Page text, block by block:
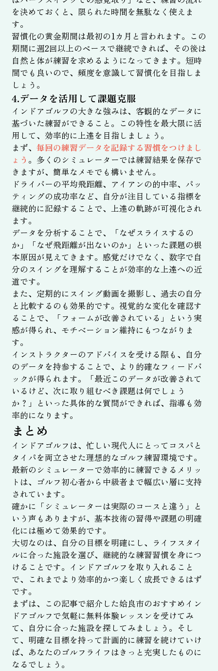
を決めておくと、限られた時間を無駄なく使えま
す。
習慣化の黄金期間は最初の1カ月と言われます。この
期間に週2回以上のペースで継続できれば、その後は
自然と体が練習を求めるようになってきます。短時
間でも良いので、頻度を意識して習慣化を目指しま
しょう。
4.データを活用して課題克服
インドアゴルフの大きな強みは、客観的なデータに
基づいた練習ができること。この特性を最大限に活
用して、効率的に上達を目指しましょう。
まず、 毎回の練習データを記録する習慣をつけまし
ょう 。多くのシミュレーターでは練習結果を保存で
きますが、簡単なメモでも構いません。
ドライバーの平均飛距離、アイアンの的中率、パッ
ティングの成功率など、自分が注目している指標を
継続的に記録することで、上達の軌跡が可視化され
ます。
データを分析することで、「なぜスライスするの
か」「なぜ飛距離が出ないのか」といった課題の根
本原因が見えてきます。感覚だけでなく、数字で自
分のスイングを理解することが効率的な上達への近
道です。
また、定期的にスイング動画を撮影し、過去の自分
と比較するのも効果的です。視覚的な変化を確認す
ることで、「フォームが改善されている」という実
感が得られ、モチベーション維持にもつながりま
す。
インストラクターのアドバイスを受ける際も、自分
のデータを持参することで、より的確なフィードバ
ックが得られます。「最近このデータが改善されて
いるけど、次に取り組むべき課題は何でしょう
か？」といった具体的な質問ができれば、指導も効
率的になります。
まとめ
インドアゴルフは、忙しい現代人にとってコスパと
タイパを両立させた理想的なゴルフ練習環境です。
最新のシミュレーターで効率的に練習できるメリッ
トは、ゴルフ初心者から中級者まで幅広い層に支持
されています。
確かに「シミュレーターは実際のコースと違う」と
いう声もありますが、基本技術の習得や課題の明確
化には極めて効果的です。
大切なのは、自分の目標を明確にし、ライフスタイ
ルに合った施設を選び、継続的な練習習慣を身につ
けることです。インドアゴルフを取り入れること
で、これまでより効率的かつ楽しく成長できるはず
です。
まずは、この記事で紹介した姶良市のおすすめイン
ドアゴルフで気軽に無料体験レッスンを受けてみ
て、自分に合った施設を探してみましょう。そし
て、明確な目標を持って計画的に練習を続けていけ
ば、あなたのゴルフライフはきっと充実したものに
なるでしょう。